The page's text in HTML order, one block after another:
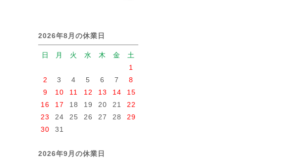
2026年8月の休業日
日 月 火 水 木 金
土
1
2
3 4 5 6 7
8
9
10 11 12 13 14
15
16
17 18 19 20 21
22
23
24 25 26 27 28
29
30
31
2026年9月の休業日